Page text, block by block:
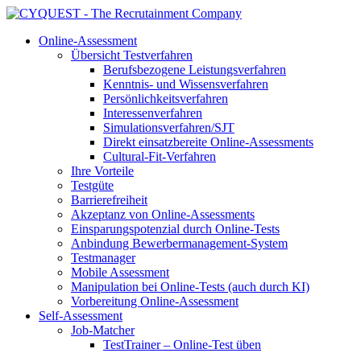
Online-Assessment
Übersicht Testverfahren
Berufsbezogene Leistungsverfahren
Kenntnis- und Wissensverfahren
Persönlichkeitsverfahren
Interessenverfahren
Simulationsverfahren/SJT
Direkt einsatzbereite Online-Assessments
Cultural-Fit-Verfahren
Ihre Vorteile
Testgüte
Barrierefreiheit
Akzeptanz von Online-Assessments
Einsparungspotenzial durch Online-Tests
Anbindung Bewerbermanagement-System
Testmanager
Mobile Assessment
Manipulation bei Online-Tests (auch durch KI)
Vorbereitung Online-Assessment
Self-Assessment
Job-Matcher
TestTrainer – Online-Test üben